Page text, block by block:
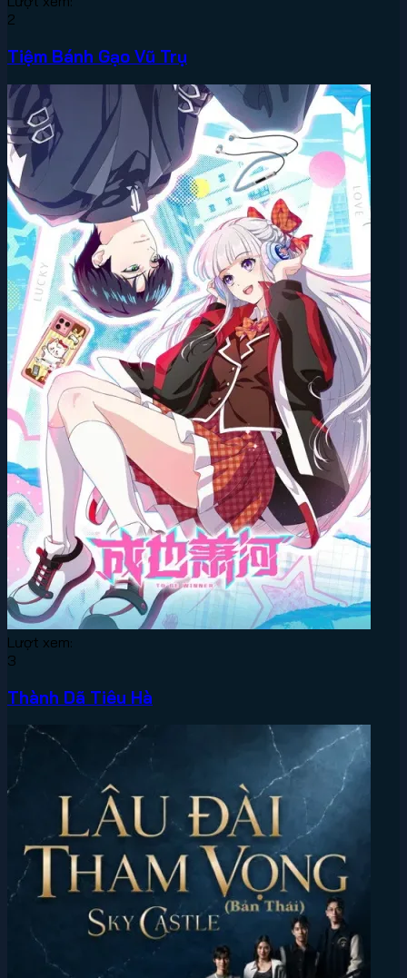
2
Tiệm Bánh Gạo Vũ Trụ
Lượt xem:
3
Thành Dã Tiêu Hà